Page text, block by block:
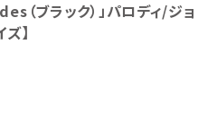
（ブラック）」パロディ/ジョ
】